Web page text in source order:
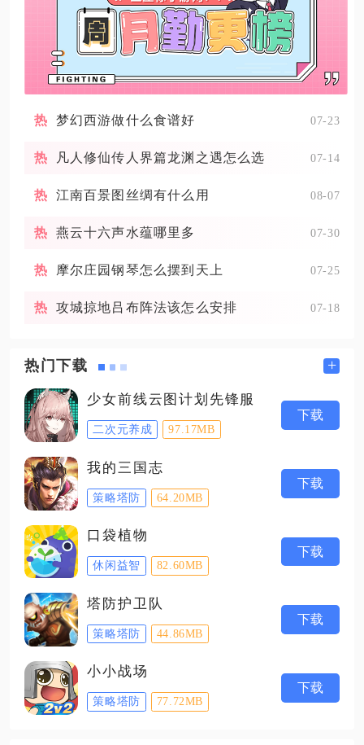
梦幻西游做什么食谱好 07-23
凡人修仙传人界篇龙渊之遇怎么选 07-14
江南百景图丝绸有什么用 08-07
燕云十六声水蕴哪里多 07-30
摩尔庄园钢琴怎么摆到天上 07-25
攻城掠地吕布阵法该怎么安排 07-18
热门下载 +
少女前线云图计划先锋服
二次元养成 97.17MB
下载
我的三国志
策略塔防 64.20MB
下载
口袋植物
休闲益智 82.60MB
下载
塔防护卫队
策略塔防 44.86MB
下载
小小战场
策略塔防 77.72MB
下载